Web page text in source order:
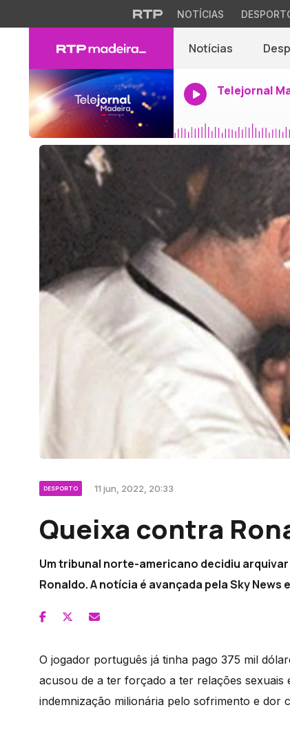
NOTÍCIAS
Notícias
Telejornal
DESPORTO 11 jun, 2022, 20:33
Queixa contra
Um tribunal norte-americano decidiu
Ronaldo. A notícia é avançada pela Sky News
O jogador português já tinha pago 375 mil
acusou de a ter forçado a ter relações sexuais
indemnização milionária pelo sofrimento e dor